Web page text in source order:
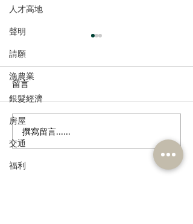
人才高地
聲明
請願
漁農業
銀髮經濟
房屋
交通
福利
港區全國人大代表團考察
安徽涇縣，調研紅色文化
留言
撰寫留言......